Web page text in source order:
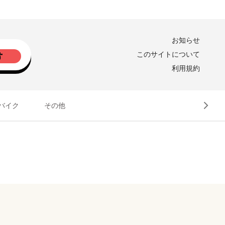
お知らせ
このサイトについて
利用規約
イク その他